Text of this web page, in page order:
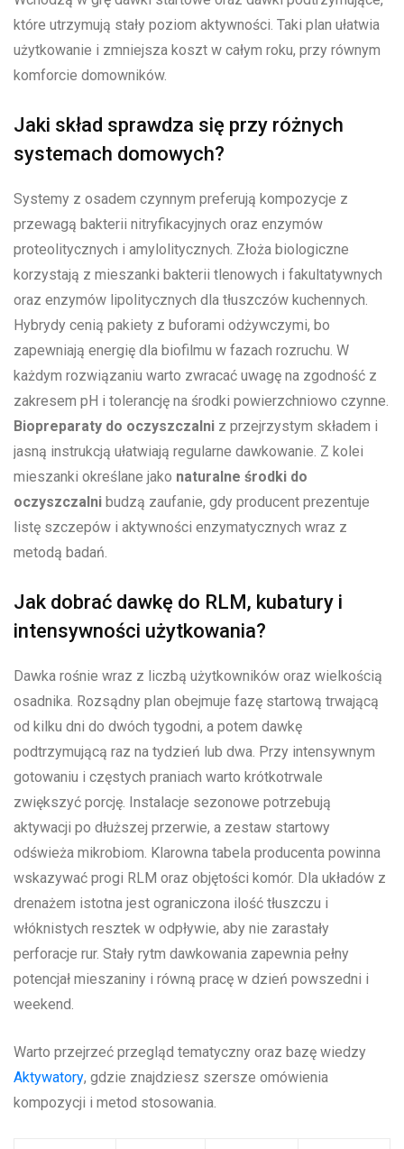
które utrzymują stały poziom aktywności. Taki plan ułatwia
użytkowanie i zmniejsza koszt w całym roku, przy równym
komforcie domowników.
Jaki skład sprawdza się przy różnych
systemach domowych?
Systemy z osadem czynnym preferują kompozycje z
przewagą bakterii nitryfikacyjnych oraz enzymów
proteolitycznych i amylolitycznych. Złoża biologiczne
korzystają z mieszanki bakterii tlenowych i fakultatywnych
oraz enzymów lipolitycznych dla tłuszczów kuchennych.
Hybrydy cenią pakiety z buforami odżywczymi, bo
zapewniają energię dla biofilmu w fazach rozruchu. W
każdym rozwiązaniu warto zwracać uwagę na zgodność z
zakresem pH i tolerancję na środki powierzchniowo czynne.
Biopreparaty do oczyszczalni z przejrzystym składem i
jasną instrukcją ułatwiają regularne dawkowanie. Z kolei
mieszanki określane jako naturalne środki do
oczyszczalni budzą zaufanie, gdy producent prezentuje
listę szczepów i aktywności enzymatycznych wraz z
metodą badań.
Jak dobrać dawkę do RLM, kubatury i
intensywności użytkowania?
Dawka rośnie wraz z liczbą użytkowników oraz wielkością
osadnika. Rozsądny plan obejmuje fazę startową trwającą
od kilku dni do dwóch tygodni, a potem dawkę
podtrzymującą raz na tydzień lub dwa. Przy intensywnym
gotowaniu i częstych praniach warto krótkotrwale
zwiększyć porcję. Instalacje sezonowe potrzebują
aktywacji po dłuższej przerwie, a zestaw startowy
odświeża mikrobiom. Klarowna tabela producenta powinna
wskazywać progi RLM oraz objętości komór. Dla układów z
drenażem istotna jest ograniczona ilość tłuszczu i
włóknistych resztek w odpływie, aby nie zarastały
perforacje rur. Stały rytm dawkowania zapewnia pełny
potencjał mieszaniny i równą pracę w dzień powszedni i
weekend.
Warto przejrzeć przegląd tematyczny oraz bazę wiedzy
Aktywatory, gdzie znajdziesz szersze omówienia
kompozycji i metod stosowania.